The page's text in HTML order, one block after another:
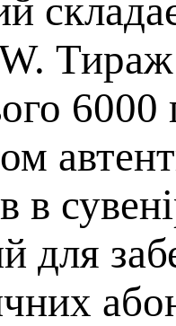
Тираж
6000
в
для